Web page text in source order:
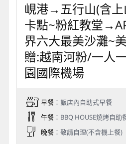
峴港→五行山(含
卡點~粉紅教堂
界六大最美沙灘~
贈:越南河粉/一人
園國際機場
早餐：飯店內自助式早餐
午餐：BBQ HOUSE燒烤自助
晚餐：敬請自理(不含機上餐)